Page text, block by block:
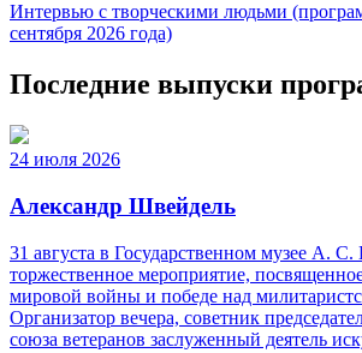
Интервью с творческими людьми
сентября 2026 года)
Последние выпуски
24 июля 2026
Александр Швейдель
31 августа в Государственном музее А.
торжественное мероприятие,
мировой войны и победе над
Организатор вечера, советник
союза ветеранов заслуженный деятель